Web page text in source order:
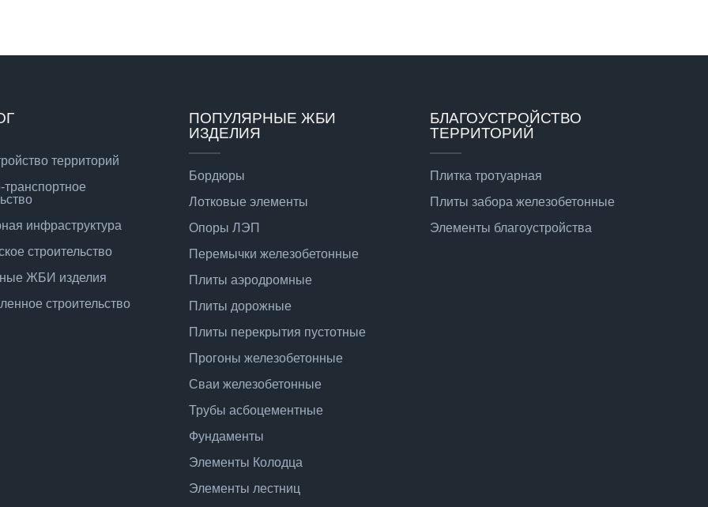
территорий
инфраструктура
строительство
ЖБИ изделия
строительство
ПОПУЛЯРНЫЕ ЖБИ
ИЗДЕЛИЯ
Бордюры
Лотковые элементы
Опоры ЛЭП
Перемычки железобетонные
Плиты аэродромные
Плиты дорожные
Плиты перекрытия пустотные
Прогоны железобетонные
Сваи железобетонные
Трубы асбоцементные
Фундаменты
Элементы Колодца
Элементы лестниц
БЛАГОУСТРОЙСТВО
ТЕРРИТОРИЙ
Плитка тротуарная
Плиты забора железобетонные
Элементы благоустройства